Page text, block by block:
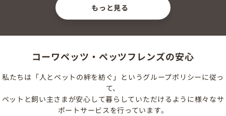
もっと見る
コーワペッツ・ペッツフレンズの安心
私たちは「人とペットの絆を紡ぐ」というグループポリシーに従っ
て、
ペットと飼い主さまが安心して暮らしていただけるように様々なサ
ポートサービスを行っています。